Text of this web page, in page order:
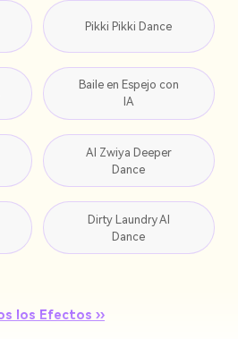
Pikki Pikki Dance
Baile en Espejo con
IA
AI Zwiya Deeper
Dance
Dirty Laundry AI
Dance
los Efectos ››